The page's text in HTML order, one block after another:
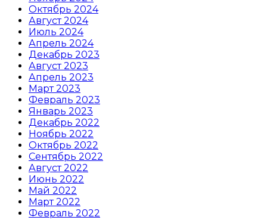
Октябрь 2024
Август 2024
Июль 2024
Апрель 2024
Декабрь 2023
Август 2023
Апрель 2023
Март 2023
Февраль 2023
Январь 2023
Декабрь 2022
Ноябрь 2022
Октябрь 2022
Сентябрь 2022
Август 2022
Июнь 2022
Май 2022
Март 2022
Февраль 2022